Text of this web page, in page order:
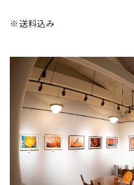
※送料込み